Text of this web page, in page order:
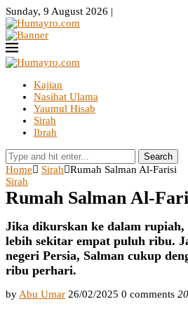
Sunday, 9 August 2026 |
Kajian
Nasihat Ulama
Yaumul Hisab
Sirah
Ibrah
Search
Home Sirah
Rumah Salman Al-Farisi
Sirah
Rumah Salman Al-
Jika dikurskan ke dalam
lebih sekitar empat puluh ribu.
negeri Persia, Salman cukup
ribu perhari.
by Abu Umar 26/02/2025 0 comments